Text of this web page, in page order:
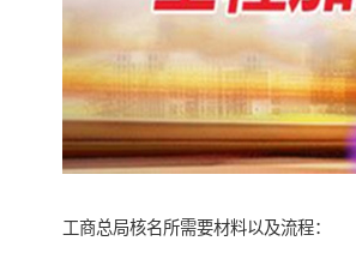
工商总局核名所需要材料以及流程：